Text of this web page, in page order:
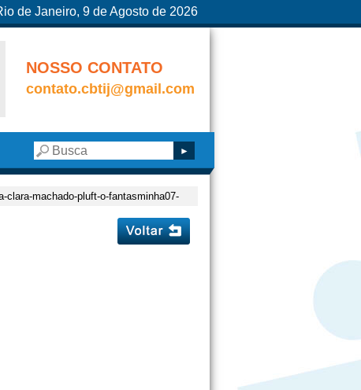
de Janeiro, 9 de Agosto de 2026
NOSSO CONTATO
contato.cbtij@gmail.com
clara-machado-pluft-o-fantasminha07-